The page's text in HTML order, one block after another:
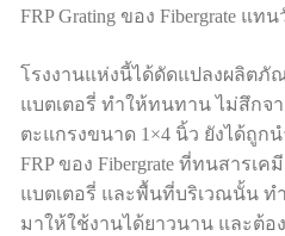
FRP Grating ของ Fibergrate แ
โรงงานแห่งนี้ได้ดัดแปลงผลิตภั
แบตเตอรี่ ทำให้ทนทาน ไม่สึกจา
ตะแกรงขนาด 1×4 นิ้ว ยังได้ถู
FRP ของ Fibergrate ที่ทนสาร
แบตเตอรี่ และพื้นที่บริเวณนั้น ท
มาให้ใช้งานได้ยาวนาน และต้